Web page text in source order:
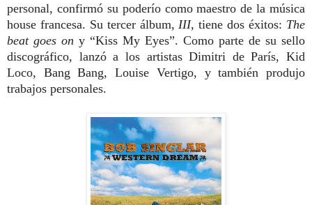
personal, confirmó su poderío como maestro de la música
house francesa. Su tercer álbum, III, tiene dos éxitos: The
beat goes on y “Kiss My Eyes”. Como parte de su sello
discográfico, lanzó a los artistas Dimitri de París, Kid
Loco, Bang Bang, Louise Vertigo, y también produjo
trabajos personales.